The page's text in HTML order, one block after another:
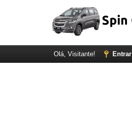
Olá, Visitante! Entrar